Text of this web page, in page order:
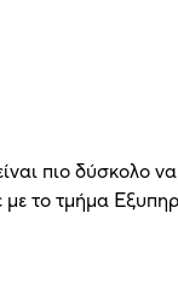
πιο δύσκολο να
με το τμήμα